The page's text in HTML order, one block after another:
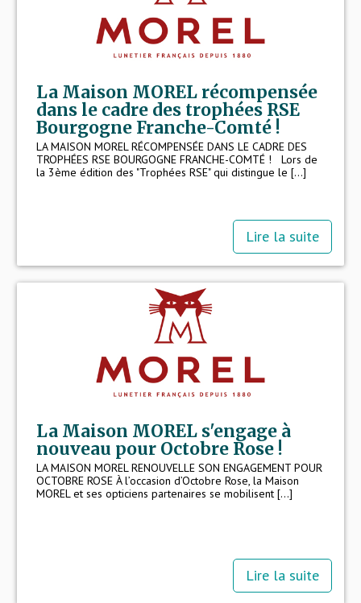
La Maison MOREL récompensée
dans le cadre des trophées RSE
Bourgogne Franche-Comté !
LA MAISON MOREL RÉCOMPENSÉE DANS LE CADRE DES
TROPHÉES RSE BOURGOGNE FRANCHE-COMTÉ ! Lors de
la 3ème édition des "Trophées RSE" qui distingue le [...]
Lire la suite
La Maison MOREL s'engage à
nouveau pour Octobre Rose !
LA MAISON MOREL RENOUVELLE SON ENGAGEMENT POUR
OCTOBRE ROSE À l’occasion d’Octobre Rose, la Maison
MOREL et ses opticiens partenaires se mobilisent [...]
Lire la suite